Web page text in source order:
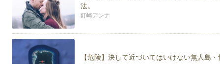
法。
釘崎アンナ
【危険】決して近づいてはいけない無人島